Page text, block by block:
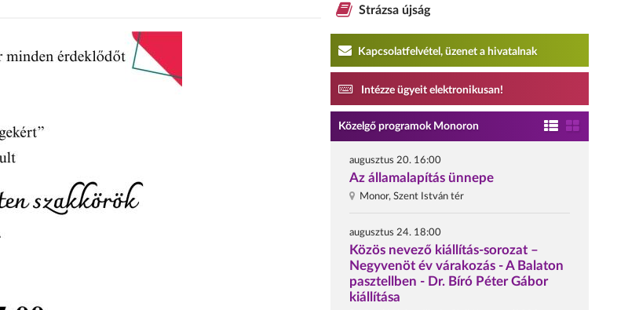
Strázsa újság
Kapcsolatfelvétel, üzenet a hivatalnak
Intézze ügyeit elektronikusan!
Közelgő programok Monoron
augusztus 20. 16:00
Az államalapítás ünnepe
Monor, Szent István tér
augusztus 24. 18:00
Közös nevező kiállítás-sorozat –
Negyvenöt év várakozás - A Balaton
pasztellben - Dr. Bíró Péter Gábor
kiállítása